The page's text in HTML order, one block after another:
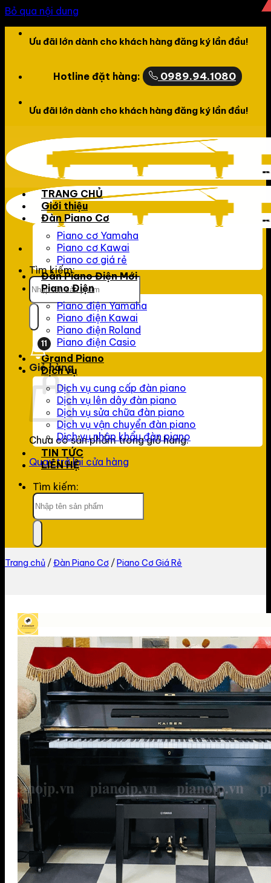
Bỏ qua nội dung
Chào mừng bạn đến với website của LCPiano
Hotline đặt hàng: 0989.94.1080
Chào mừng bạn đến với website của LCPiano
Tìm kiếm:
11
Giỏ hàng
Chưa có sản phẩm trong giỏ hàng.
Quay trở lại cửa hàng
TRANG CHỦ
Giới thiệu
Đàn Piano Cơ
Piano cơ Yamaha
Piano cơ Kawai
Piano cơ giá rẻ
Đàn Piano Điện Mới
Piano Điện
Piano điện Yamaha
Piano điện Kawai
Piano điện Roland
Piano điện Casio
Grand Piano
Dịch vụ
Dịch vụ cung cấp đàn piano
Dịch vụ lên dây đàn piano
Dịch vụ sửa chữa đàn piano
Dịch vụ vận chuyển đàn piano
Dịch vụ nhập khẩu đàn piano
TIN TỨC
LIÊN HỆ
Tìm kiếm:
Trang chủ /Đàn Piano Cơ /Piano Cơ Giá Rẻ